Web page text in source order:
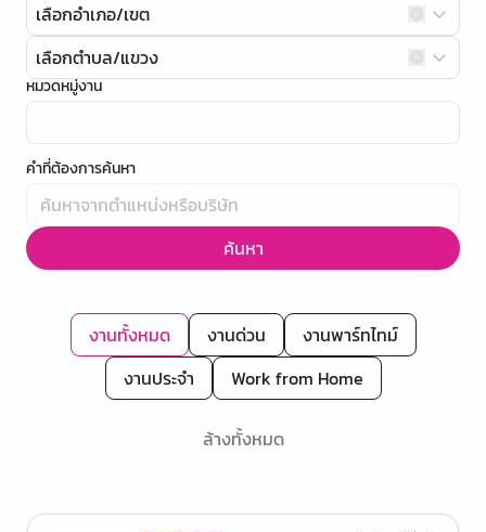
เลือกอำเภอ/เขต
เลือกตำบล/แขวง
หมวดหมู่งาน
คำที่ต้องการค้นหา
ค้นหา
งานทั้งหมด งานด่วน
งานพาร์ทไทม์
งานประจำ
Work from Home
ล้างทั้งหมด